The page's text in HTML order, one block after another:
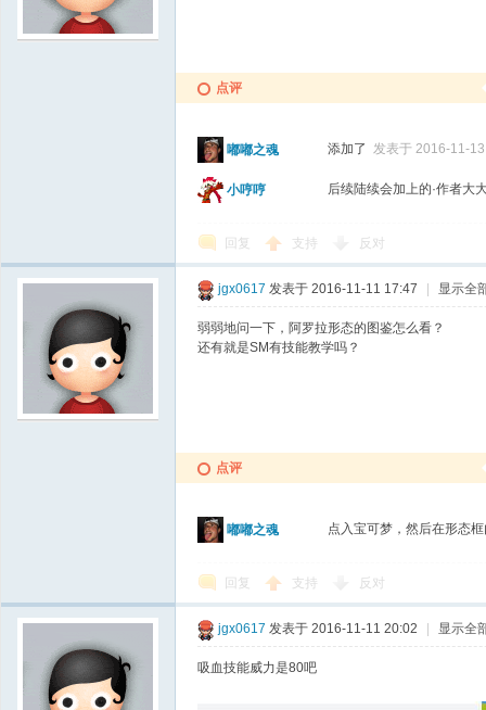
点评
嘟嘟之魂 添加了 发表于 2016-11-
小哼哼 后续陆续会加上的·作者大
回复 支持 反对
jgx0617 发表于 2016-11-11 17:47 | 显示全
弱弱地问一下，阿罗拉形态的图鉴怎么看？
还有就是SM有技能教学吗？
点评
嘟嘟之魂 点入宝可梦，然后在形态
回复 支持 反对
jgx0617 发表于 2016-11-11 20:02 | 显示全
吸血技能威力是80吧